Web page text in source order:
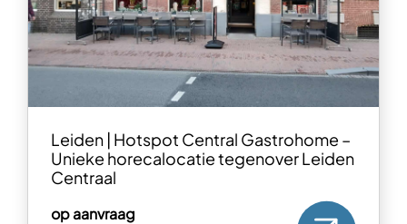
Leiden | Hotspot Central Gastrohome –
Unieke horecalocatie tegenover Leiden
Centraal
op aanvraag